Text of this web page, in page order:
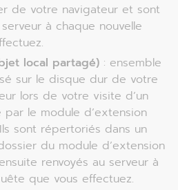
de votre navigateur et sont
à chaque nouvelle
local partagé) : ensemble
sur le disque dur de votre
lors de votre visite d’un
le module d’extension
sont répertoriés dans un
du module d’extension
renvoyés au serveur à
que vous effectuez.